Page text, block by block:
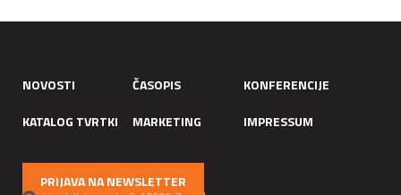
NOVOSTI ČASOPIS
KONFERENCIJE
KATALOG TVRTKI
MARKETING IMPRESSUM
PRIJAVA NA NEWSLETTER